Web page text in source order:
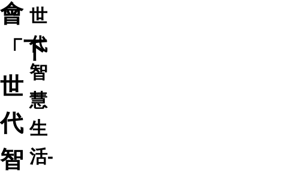
會
「下
世
代
智
世
代
智
慧
生
活-